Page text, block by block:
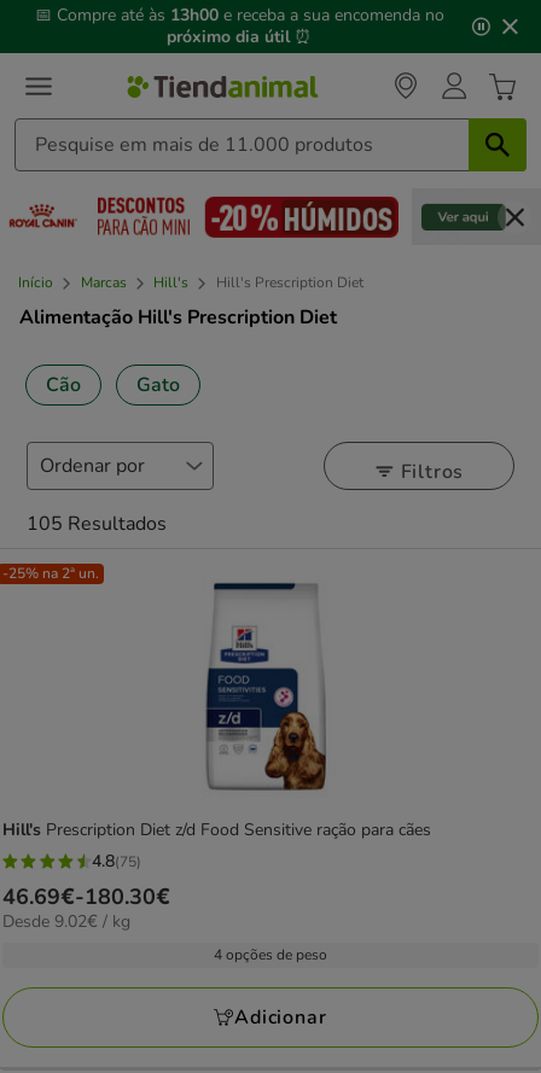
3,
mensagem,
📅 Compre até às 13h00 e receba a sua encomenda no
próximo dia útil ⏰
Início Marcas Hill's Hill's Prescription Diet
Alimentação Hill's Prescription Diet
Cão Gato
Filtros
105 Resultados
-25% na 2ª un.
Hill's Prescription Diet z/d Food Sensitive ração para cães
4.8
estrelas
com
avaliações
4.8(75)
Preço
de
180.30€
46.69€-180.30€
9.02€
Desde 9.02€ / kg
4 opções de peso
Adicionar